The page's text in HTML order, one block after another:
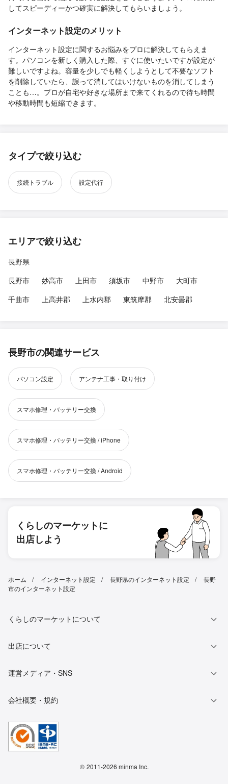
してスピーディーかつ確実に解決してもらいましょう。
インターネット設定のメリット
インターネット設定に関するお悩みをプロに解決してもらえま
す。パソコンを新しく購入した際、すぐに使いたいですが設定が
難しいですよね。容量を少しでも軽くしようとして不要なソフト
を削除していたら、誤って消してはいけないものを消してしまう
ことも…。プロが自宅や好きな場所まで来てくれるので待ち時間
や移動時間も短縮できます。
タイプで絞り込む
接続トラブル 設定代行
エリアで絞り込む
長野県
長野市
妙高市 上田市 須坂市 中野市
大町市
千曲市
上高井郡 上水内郡 東筑摩郡 北安曇郡
長野市の関連サービス
パソコン設定 アンテナ工事・取り付け
スマホ修理・バッテリー交換
スマホ修理・バッテリー交換 / iPhone
スマホ修理・バッテリー交換 / Android
くらしのマーケットに
出店しよう
ホーム インターネット設定 長野県のインターネット設定
長野
市のインターネット設定
くらしのマーケットについて
出店について
運営メディア・SNS
会社概要・規約
© 2011-2026 minma Inc.